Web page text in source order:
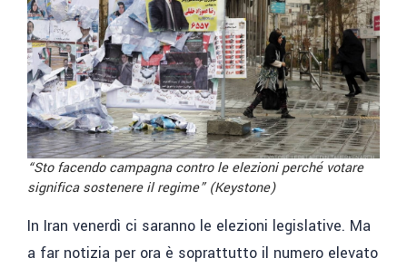
“Sto facendo campagna contro le elezioni perché votare
significa sostenere il regime” (Keystone)
In Iran venerdì ci saranno le elezioni legislative. Ma
a far notizia per ora è soprattutto il numero elevato